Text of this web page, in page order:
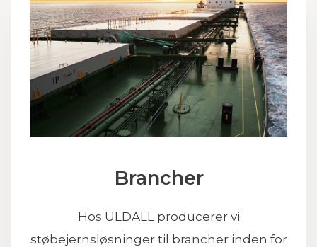
Brancher
Hos ULDALL producerer vi
støbejernsløsninger til brancher inden for